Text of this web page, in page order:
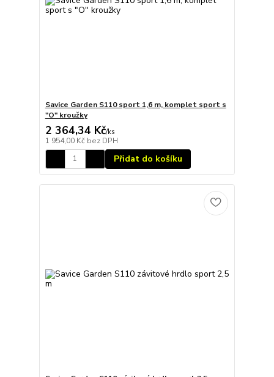
Savice Garden S110 sport 1,6 m, komplet sport s
"O" kroužky
2 364,34 Kč/ks
1 954,00 Kč bez DPH
Přidat do košíku